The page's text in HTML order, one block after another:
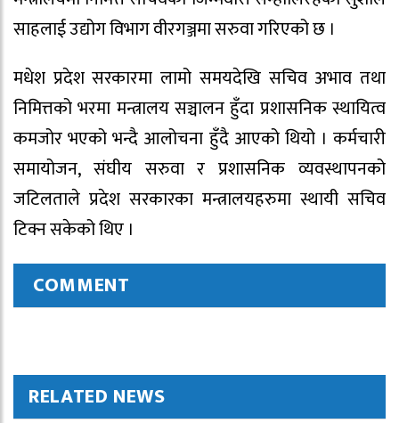
साहलाई उद्योग विभाग वीरगञ्जमा सरुवा गरिएको छ ।
मधेश प्रदेश सरकारमा लामो समयदेखि सचिव अभाव तथा
निमित्तको भरमा मन्त्रालय सञ्चालन हुँदा प्रशासनिक स्थायित्व
कमजोर भएको भन्दै आलोचना हुँदै आएको थियो । कर्मचारी
समायोजन, संघीय सरुवा र प्रशासनिक व्यवस्थापनको
जटिलताले प्रदेश सरकारका मन्त्रालयहरुमा स्थायी सचिव
टिक्न सकेको थिए ।
COMMENT
RELATED NEWS